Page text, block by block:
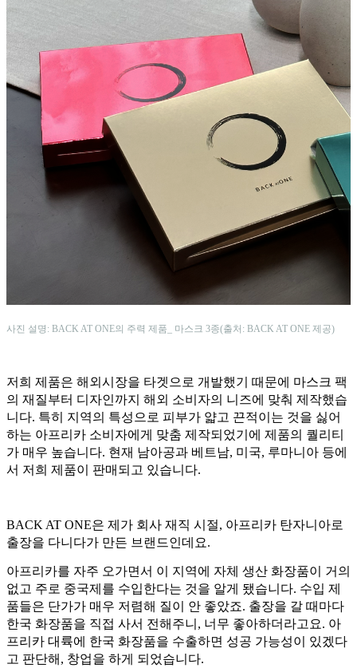
사진 설명: BACK AT ONE의 주력 제품_ 마스크 3종(출처: BACK AT ONE 제공)
저희 제품은 해외시장을 타겟으로 개발했기 때문에 마스크 팩
의 재질부터 디자인까지 해외 소비자의 니즈에 맞춰 제작했습
니다. 특히 지역의 특성으로 피부가 얇고 끈적이는 것을 싫어
하는 아프리카 소비자에게 맞춤 제작되었기에 제품의 퀄리티
가 매우 높습니다. 현재 남아공과 베트남, 미국, 루마니아 등에
서 저희 제품이 판매되고 있습니다.
BACK AT ONE은 제가 회사 재직 시절, 아프리카 탄자니아로
출장을 다니다가 만든 브랜드인데요.
아프리카를 자주 오가면서 이 지역에 자체 생산 화장품이 거의
없고 주로 중국제를 수입한다는 것을 알게 됐습니다. 수입 제
품들은 단가가 매우 저렴해 질이 안 좋았죠. 출장을 갈 때마다
한국 화장품을 직접 사서 전해주니, 너무 좋아하더라고요. 아
프리카 대륙에 한국 화장품을 수출하면 성공 가능성이 있겠다
고 판단해, 창업을 하게 되었습니다.